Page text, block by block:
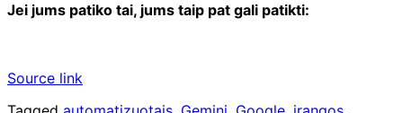
Jei jums patiko tai, jums taip pat gali patikti:
Source link